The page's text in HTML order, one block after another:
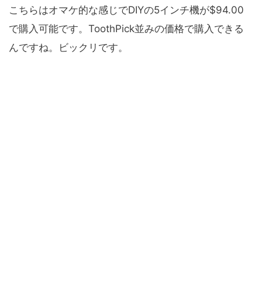
こちらはオマケ的な感じでDIYの5インチ機が$94.00
で購入可能です。ToothPick並みの価格で購入できる
んですね。ビックリです。